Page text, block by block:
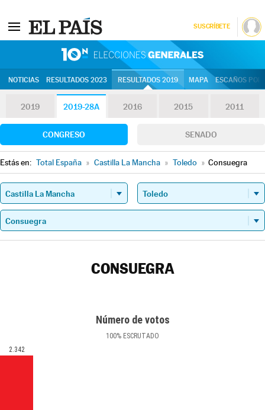
SUSCRÍBETE
NOTICIAS RESULTADOS 2023 RESULTADOS 2019 MAPA ESCAÑOS
2019 2019-28A 2016 2015 2011
CONGRESO SENADO
Estás en: Total España » Castilla La Mancha » Toledo » Consuegra
CONSUEGRA
Número de votos
100% ESCRUTADO
2.342